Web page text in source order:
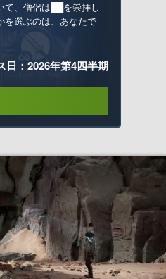
て、僧侶は██を崇拝し
を選ぶのは、あなたで
日：2026年第4四半期